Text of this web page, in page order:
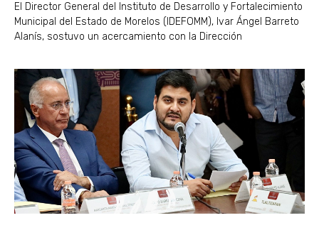
El Director General del Instituto de Desarrollo y Fortalecimiento
Municipal del Estado de Morelos (IDEFOMM), Ivar Ángel Barreto
Alanís, sostuvo un acercamiento con la Dirección